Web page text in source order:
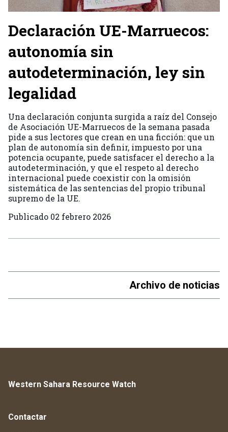
Declaración UE-Marruecos:
autonomía sin
autodeterminación, ley sin
legalidad
Una declaración conjunta surgida a raíz del Consejo
de Asociación UE-Marruecos de la semana pasada
pide a sus lectores que crean en una ficción: que un
plan de autonomía sin definir, impuesto por una
potencia ocupante, puede satisfacer el derecho a la
autodeterminación, y que el respeto al derecho
internacional puede coexistir con la omisión
sistemática de las sentencias del propio tribunal
supremo de la UE.
Publicado 02 febrero 2026
Archivo de noticias
Western Sahara Resource Watch
Contactar